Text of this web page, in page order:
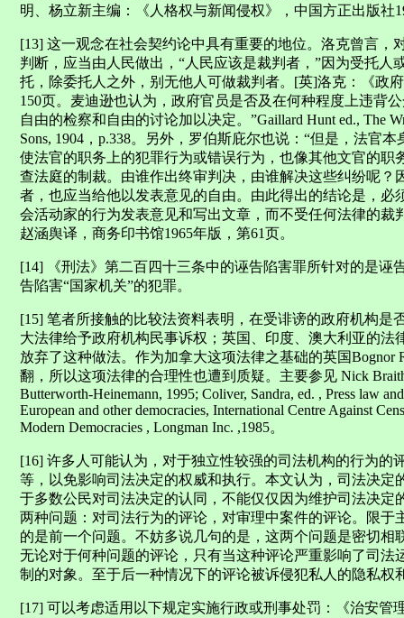
明、杨立新主编：《人格权与新闻侵权》，中国方正出版社
[13] 这一观念在社会契约论中具有重要的地位。洛克曾言，
判断，应当由人民做出，“人民应该是裁判者，”因为受托人
托，除委托人之外，别无他人可做裁判者。[英]洛克：《政
150页。麦迪逊也认为，政府官员是否及在何种程度上违背
自由的检察和自由的讨论加以决定。”Gaillard Hunt ed., The
Sons, 1904，p.338。另外，罗伯斯庇尔也说：“但是，法官
使法官的职务上的犯罪行为或错误行为，也像其他文官的
查法庭的制裁。由谁作出终审判决，由谁解决这些纠纷呢？
者，也应当给他以发表意见的自由。由此得出的结论是，
会活动家的行为发表意见和写出文章，而不受任何法律的裁
赵涵舆译，商务印书馆1965年版，第61页。
[14] 《刑法》第二百四十三条中的诬告陷害罪所针对的是诬
告陷害“国家机关”的犯罪。
[15] 笔者所接触的比较法资料表明，在受诽谤的政府机构是
大法律给予政府机构民事诉权；英国、印度、澳大利亚的
放弃了这种做法。作为加拿大这项法律之基础的英国Bognor
翻，所以这项法律的合理性也遭到质疑。主要参见 Nick
Butterworth-Heinemann, 1995; Coliver, Sandra, ed. , Press law
European and other democracies, International Centre Against
Modern Democracies , Longman Inc. ,1985。
[16] 许多人可能认为，对于独立性较强的司法机构的行为的
等，以免影响司法决定的权威和执行。本文认为，司法决
于多数公民对司法决定的认同，不能仅仅因为维护司法决
两种问题：对司法行为的评论，对审理中案件的评论。限
的是前一个问题。不妨多说几句的是，这两个问题是密切
无论对于何种问题的评论，只有当这种评论严重影响了司
制的对象。至于后一种情况下的评论被诉侵犯私人的隐私权
[17] 可以考虑适用以下规定实施行政或刑事处罚：《治安管